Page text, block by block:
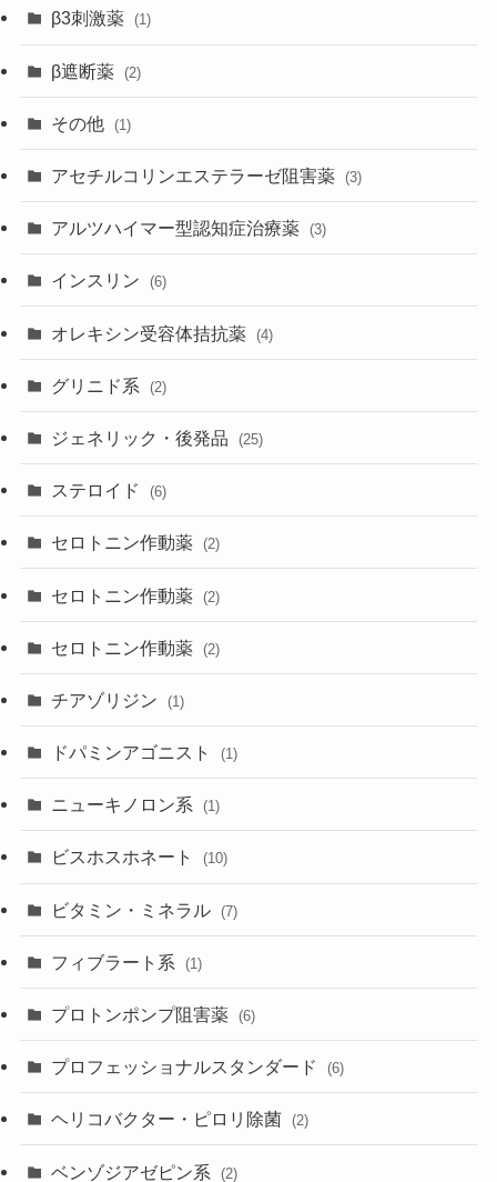
β3刺激薬 (1)
β遮断薬 (2)
その他 (1)
アセチルコリンエステラーゼ阻害薬 (3)
アルツハイマー型認知症治療薬 (3)
インスリン (6)
オレキシン受容体拮抗薬 (4)
グリニド系 (2)
ジェネリック・後発品 (25)
ステロイド (6)
セロトニン作動薬 (2)
セロトニン作動薬 (2)
セロトニン作動薬 (2)
チアゾリジン (1)
ドパミンアゴニスト (1)
ニューキノロン系 (1)
ビスホスホネート (10)
ビタミン・ミネラル (7)
フィブラート系 (1)
プロトンポンプ阻害薬 (6)
プロフェッショナルスタンダード (6)
ヘリコバクター・ピロリ除菌 (2)
ベンゾジアゼピン系 (2)